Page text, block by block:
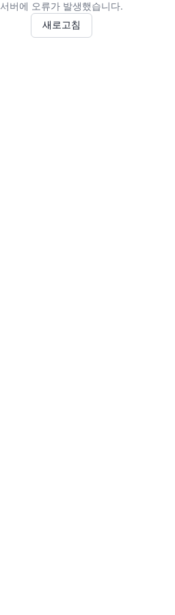
서버에 오류가 발생했습니다.
새로고침